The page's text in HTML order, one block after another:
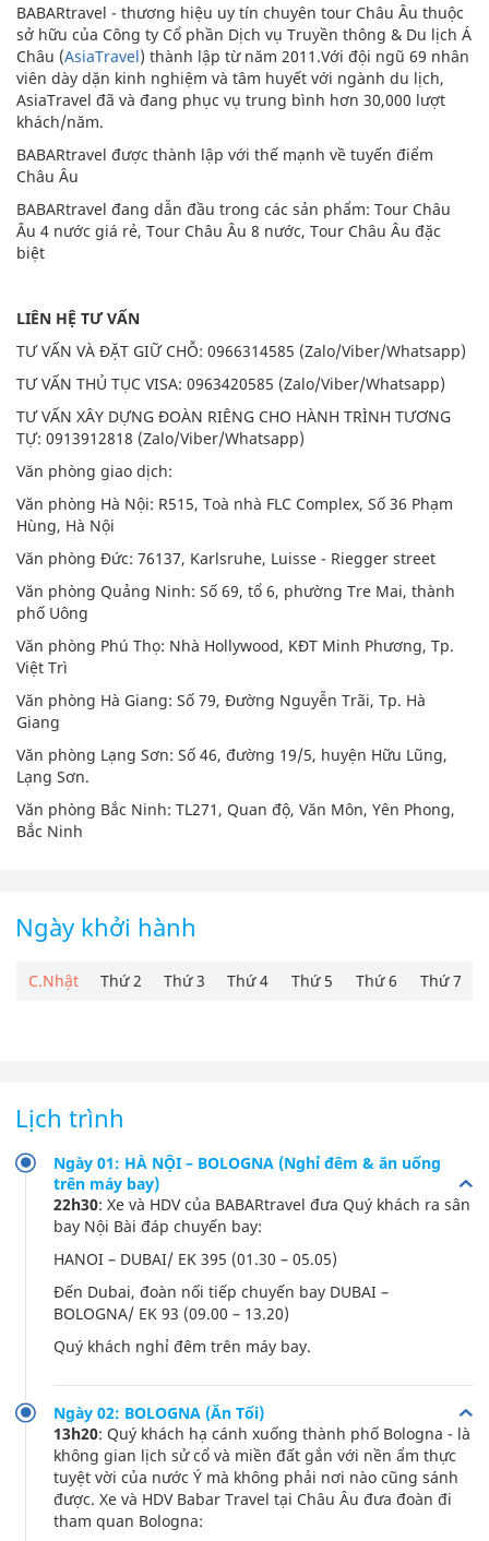
BABARtravel - thương hiệu uy tín chuyên tour Châu Âu thuộc
sở hữu của Công ty Cổ phần Dịch vụ Truyền thông & Du lịch Á
Châu (AsiaTravel) thành lập từ năm 2011.Với đội ngũ 69 nhân
viên dày dặn kinh nghiệm và tâm huyết với ngành du lịch,
AsiaTravel đã và đang phục vụ trung bình hơn 30,000 lượt
khách/năm.
BABARtravel được thành lập với thế mạnh về tuyến điểm
Châu Âu
BABARtravel đang dẫn đầu trong các sản phẩm: Tour Châu
Âu 4 nước giá rẻ, Tour Châu Âu 8 nước, Tour Châu Âu đặc
biệt
LIÊN HỆ TƯ VẤN
TƯ VẤN VÀ ĐẶT GIỮ CHỖ: 0966314585 (Zalo/Viber/Whatsapp)
TƯ VẤN THỦ TỤC VISA: 0963420585 (Zalo/Viber/Whatsapp)
TƯ VẤN XÂY DỰNG ĐOÀN RIÊNG CHO HÀNH TRÌNH TƯƠNG
TỰ: 0913912818 (Zalo/Viber/Whatsapp)
Văn phòng giao dịch:
Văn phòng Hà Nội: R515, Toà nhà FLC Complex, Số 36 Phạm
Hùng, Hà Nội
Văn phòng Đức: 76137, Karlsruhe, Luisse - Riegger street
Văn phòng Quảng Ninh: Số 69, tổ 6, phường Tre Mai, thành
phố Uông
Văn phòng Phú Thọ: Nhà Hollywood, KĐT Minh Phương, Tp.
Việt Trì
Văn phòng Hà Giang: Số 79, Đường Nguyễn Trãi, Tp. Hà
Giang
Văn phòng Lạng Sơn: Số 46, đường 19/5, huyện Hữu Lũng,
Lạng Sơn.
Văn phòng Bắc Ninh: TL271, Quan độ, Văn Môn, Yên Phong,
Bắc Ninh
Ngày khởi hành
C.Nhật Thứ 2 Thứ 3 Thứ 4 Thứ 5 Thứ 6 Thứ 7
Lịch trình
Ngày 01: HÀ NỘI – BOLOGNA (Nghỉ đêm & ăn uống
trên máy bay)
22h30: Xe và HDV của BABARtravel đưa Quý khách ra sân
bay Nội Bài đáp chuyến bay:
HANOI – DUBAI/ EK 395 (01.30 – 05.05)
Đến Dubai, đoàn nối tiếp chuyến bay DUBAI –
BOLOGNA/ EK 93 (09.00 – 13.20)
Quý khách nghỉ đêm trên máy bay.
Ngày 02: BOLOGNA (Ăn Tối)
13h20: Quý khách hạ cánh xuống thành phố Bologna - là
không gian lịch sử cổ và miền đất gắn với nền ẩm thực
tuyệt vời của nước Ý mà không phải nơi nào cũng sánh
được. Xe và HDV Babar Travel tại Châu Âu đưa đoàn đi
tham quan Bologna: